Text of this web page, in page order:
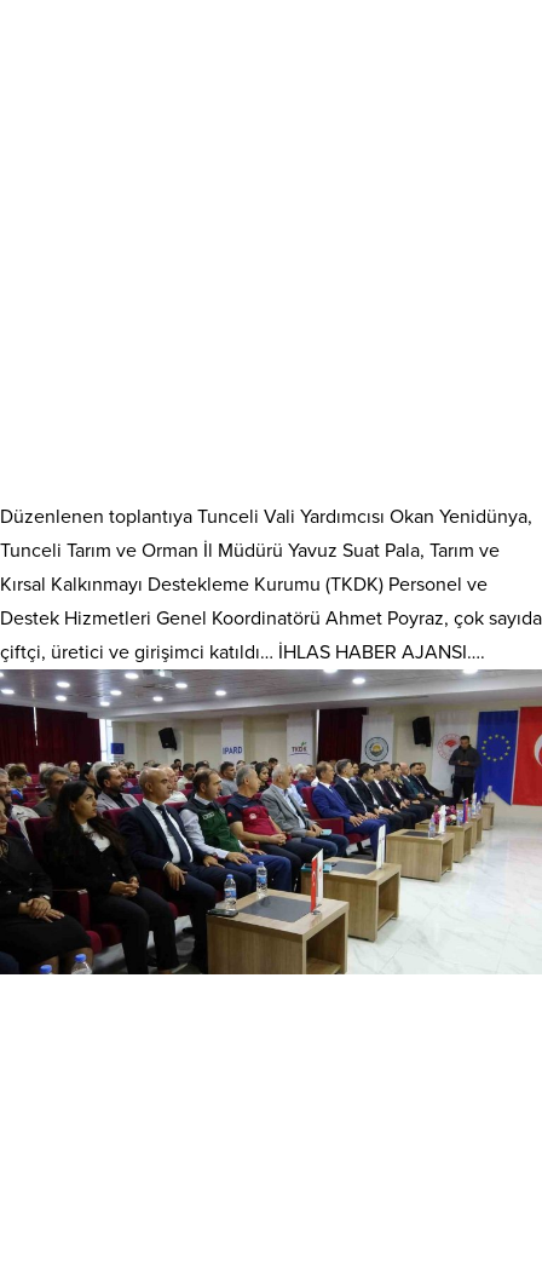
Düzenlenen toplantıya Tunceli Vali Yardımcısı Okan Yenidünya,
Tunceli Tarım ve Orman İl Müdürü Yavuz Suat Pala, Tarım ve
Kırsal Kalkınmayı Destekleme Kurumu (TKDK) Personel ve
Destek Hizmetleri Genel Koordinatörü Ahmet Poyraz, çok sayıda
çiftçi, üretici ve girişimci katıldı… İHLAS HABER AJANSI….